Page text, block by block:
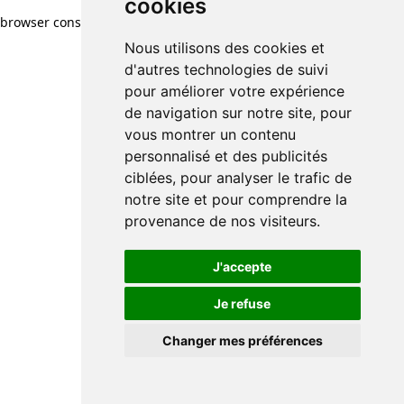
cookies
Nous utilisons des cookies et
d'autres technologies de suivi
pour améliorer votre expérience
de navigation sur notre site, pour
vous montrer un contenu
personnalisé et des publicités
ciblées, pour analyser le trafic de
notre site et pour comprendre la
provenance de nos visiteurs.
J'accepte
Je refuse
Changer mes préférences
browser console for more information)